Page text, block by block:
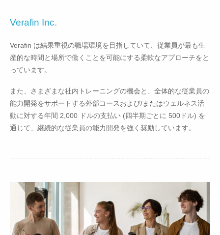
Verafin Inc.
Verafin は結果重視の職場環境を目指していて、従業員が最も生
産的な時間と場所で働くことを可能にする柔軟なアプローチをと
っています。
また、さまざまな社内トレーニングの機会と、全体的な従業員の
能力開発をサポートする外部コースおよび/またはウェルネス活
動に対する年間 2,000 ドルの支払い (四半期ごとに 500ドル) を
通じて、継続的な従業員の能力開発を強く奨励しています。